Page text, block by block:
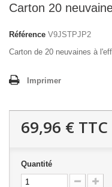
Carton 20
Référence V9JSTPJP2
Carton de 20 neuvaines à
Imprimer
69,96 € TTC
Quantité